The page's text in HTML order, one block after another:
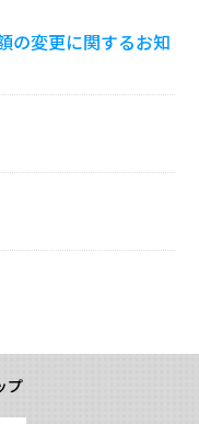
の変更に関するお知
プ